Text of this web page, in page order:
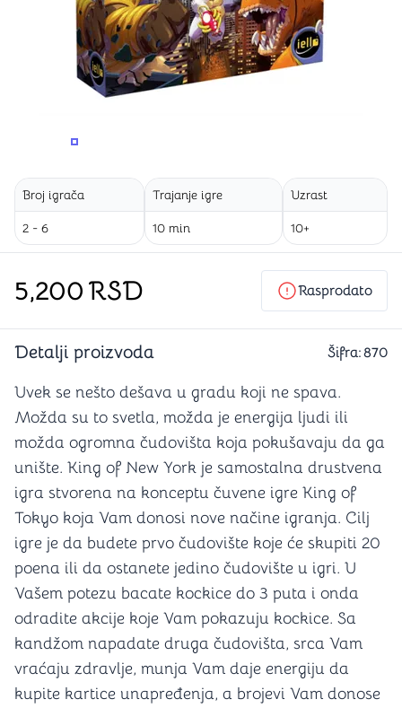
PROMENITE UGAO GLEDANJA
Broj igrača
2 - 6
Trajanje igre
10 min
Uzrast
10+
5,200RSD Rasprodato
Detalji proizvoda Šifra:870
Uvek se nešto dešava u gradu koji ne spava.
Možda su to svetla, možda je energija ljudi ili
možda ogromna čudovišta koja pokušavaju da ga
unište. King of New York je samostalna drustvena
igra stvorena na konceptu čuvene igre King of
Tokyo koja Vam donosi nove načine igranja. Cilj
igre je da budete prvo čudovište koje će skupiti 20
poena ili da ostanete jedino čudovište u igri. U
Vašem potezu bacate kockice do 3 puta i onda
odradite akcije koje Vam pokazuju kockice. Sa
kandžom napadate druga čudovišta, srca Vam
vraćaju zdravlje, munja Vam daje energiju da
kupite kartice unapređenja, a brojevi Vam donose